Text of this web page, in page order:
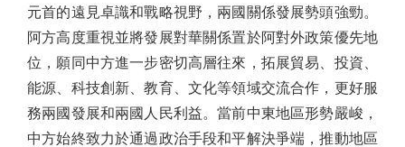
元首的遠見卓識和戰略視野，兩國關係發展勢頭強勁。
阿方高度重視並將發展對華關係置於阿對外政策優先地
位，願同中方進一步密切高層往來，拓展貿易、投資、
能源、科技創新、教育、文化等領域交流合作，更好服
務兩國發展和兩國人民利益。當前中東地區形勢嚴峻，
中方始終致力於通過政治手段和平解決爭端，推動地區